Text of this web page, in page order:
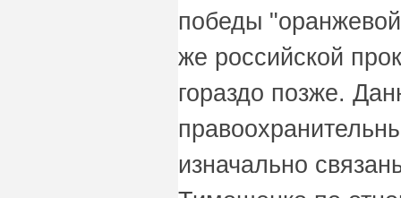
победы
же российской
гораздо позже.
изначально